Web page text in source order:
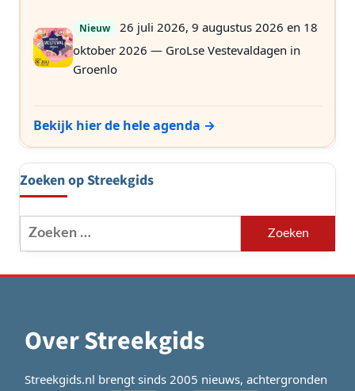
Nieuw
26 juli 2026, 9 augustus 2026 en 18
oktober 2026 — GroLse Vestevaldagen in
Groenlo
Bekijk hier de hele agenda →
Zoeken op Streekgids
Zoeken
naar:
Over Streekgids
Streekgids.nl brengt sinds 2005 nieuws, achtergronden